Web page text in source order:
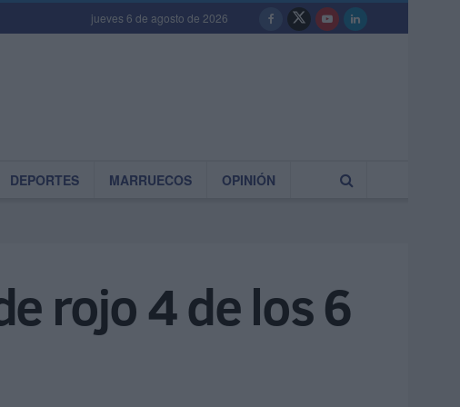
jueves 6 de agosto de 2026
DEPORTES MARRUECOS OPINIÓN
rojo 4 de los 6